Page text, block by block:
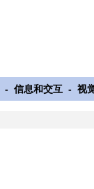
- 信息和交互 - 视